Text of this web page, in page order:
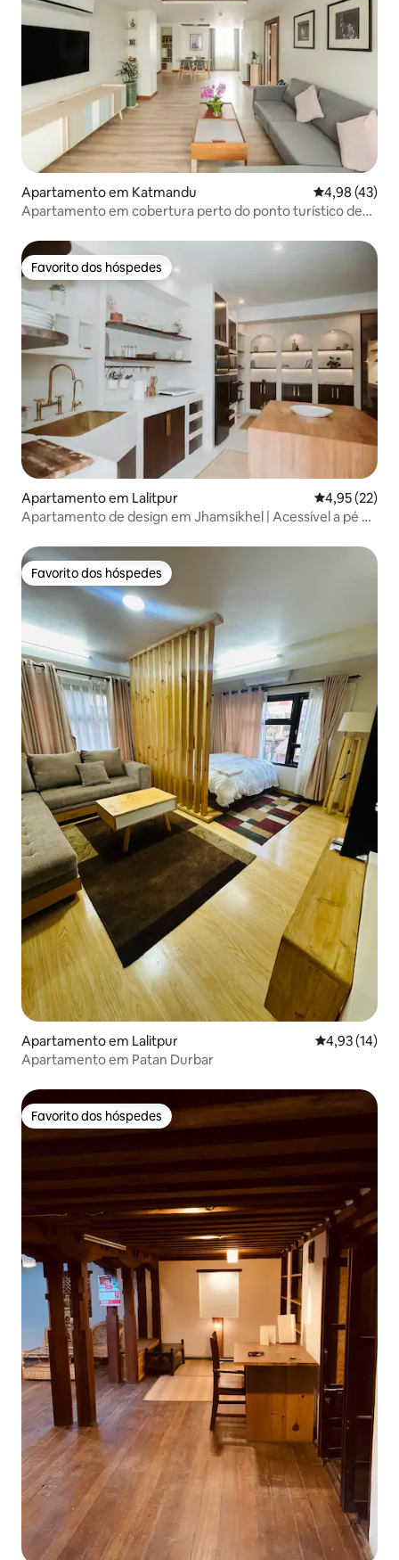
Apartamento em Katmandu Classificação
4,98 (43)
Apartamento em cobertura perto do ponto turístico de
Favorito dos hóspedes
Favorito dos hóspedes
Apartamento em Lalitpur Classificação
4,95 (22)
Apartamento de design em Jhamsikhel | Acessível a pé +
Favorito dos hóspedes
Favorito dos hóspedes
Apartamento em Lalitpur Classificação
4,93 (14)
Apartamento em Patan Durbar
Favorito dos hóspedes
Favorito dos hóspedes